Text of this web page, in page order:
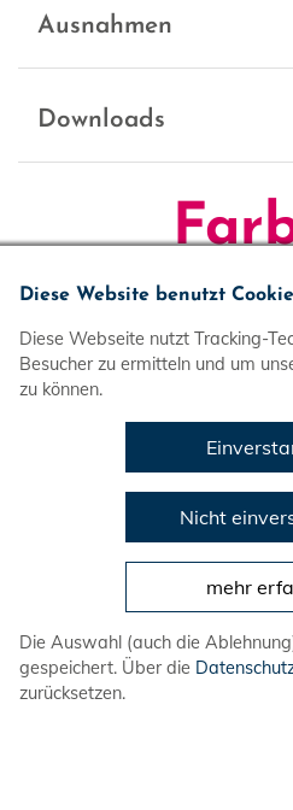
Ausnahmen
Downloads
Ausnahmen
Weitere Seiten
Diese Website benutzt
Diese Webseite nutzt Tracking-
Besucher zu ermitteln und um
zu können.
Nicht
mehr
Die Auswahl (auch die
gespeichert. Über die
zurücksetzen.